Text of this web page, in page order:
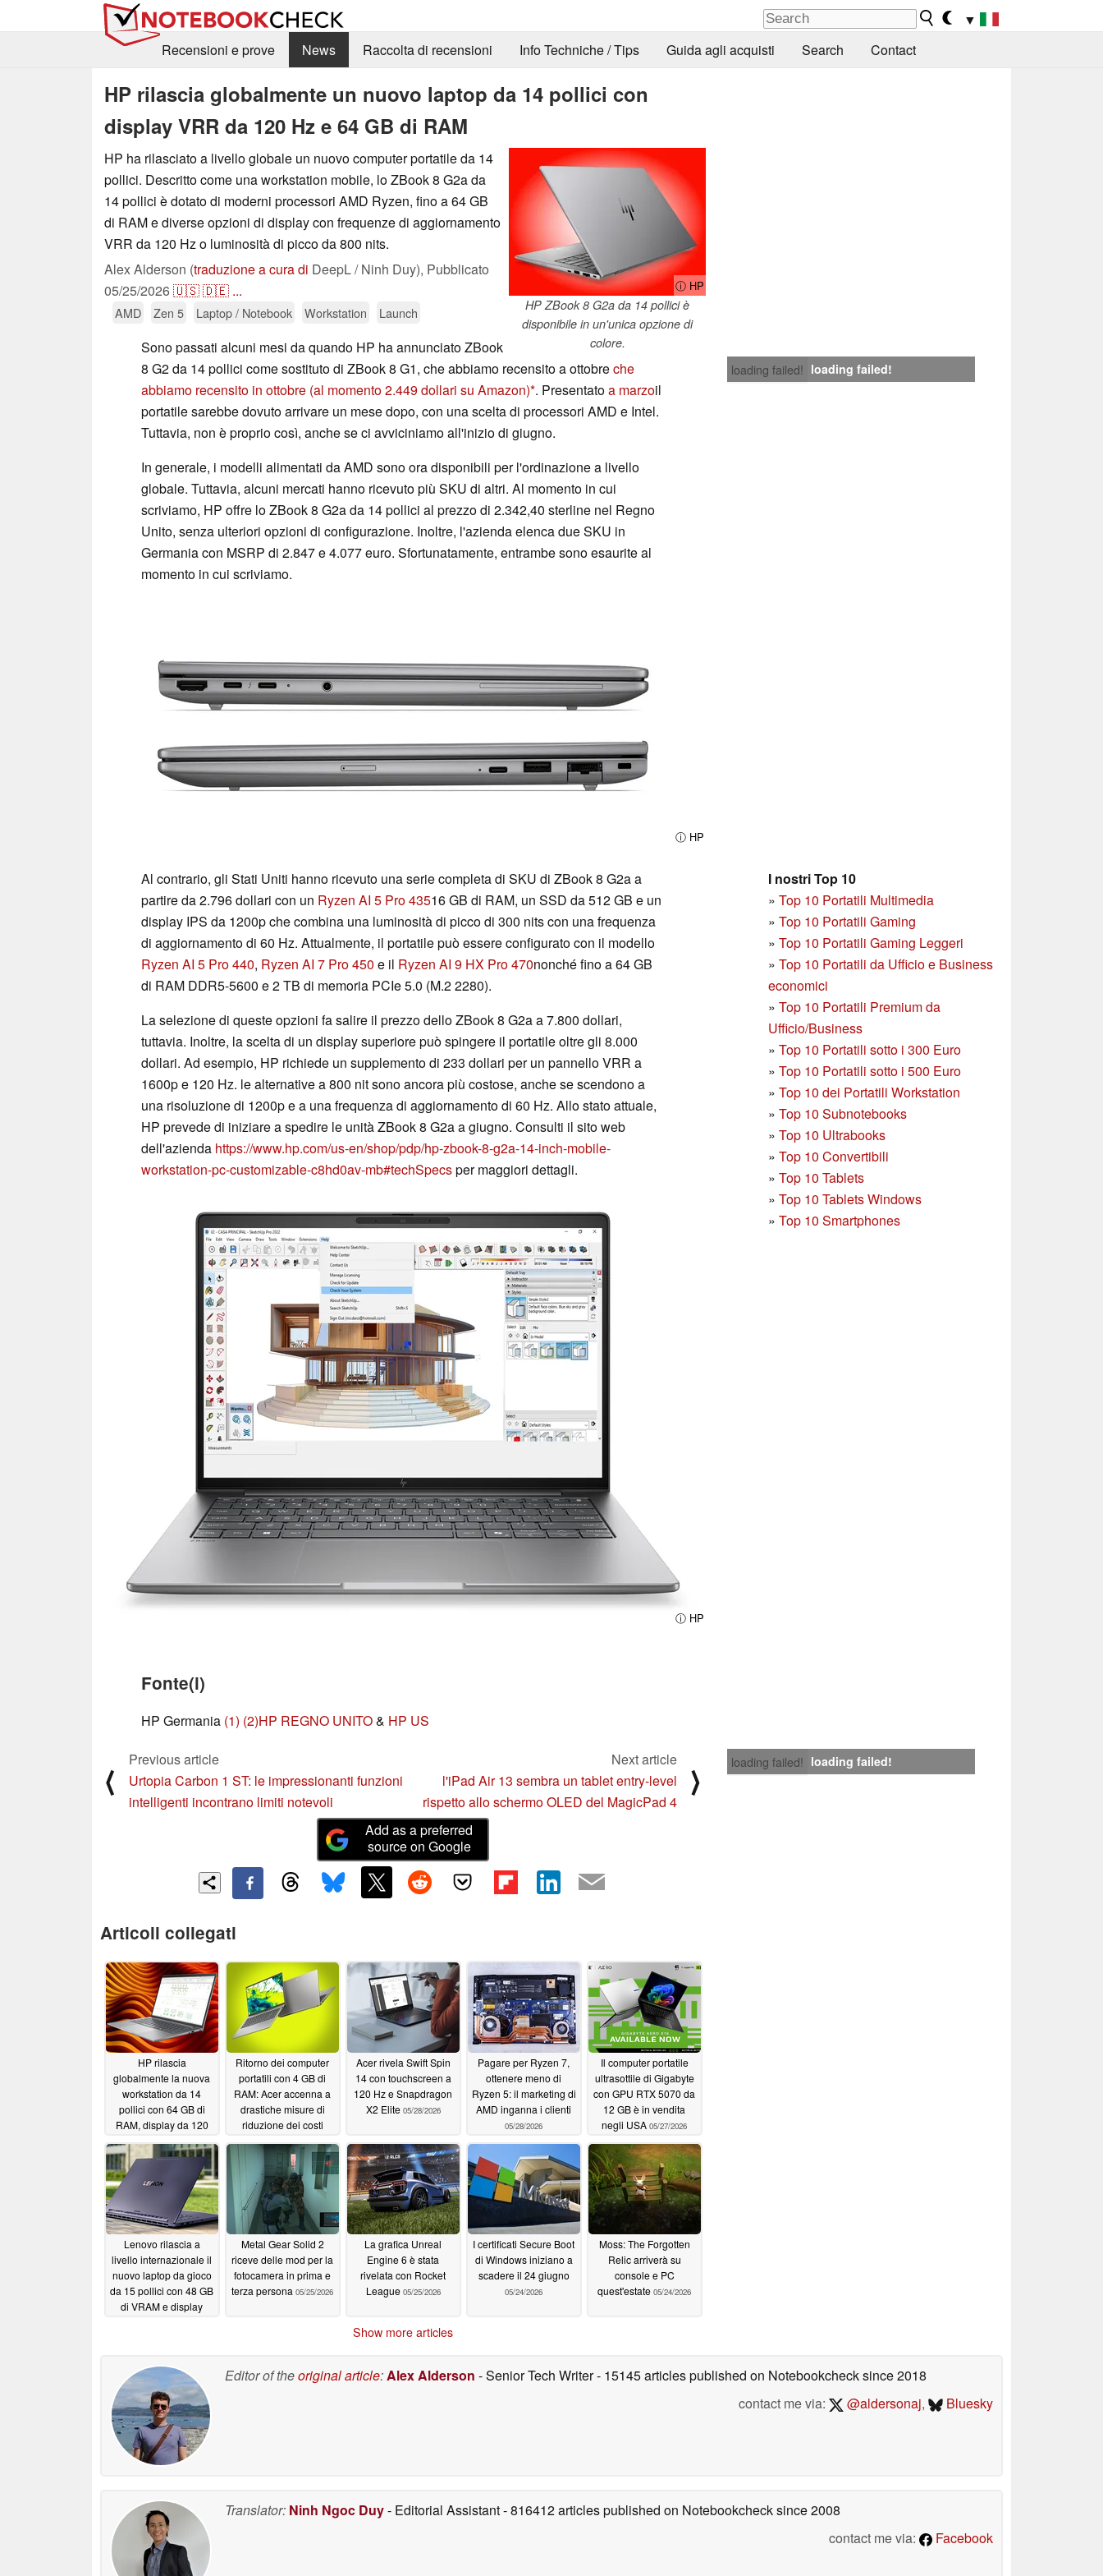
▼
Recensioni e prove
News Raccolta di recensioni Info Techniche / Tips Guida agli acquisti Search Contact
HP rilascia globalmente un nuovo laptop da 14 pollici con
display VRR da 120 Hz e 64 GB di RAM
ⓘ HP
HP ZBook 8 G2a da 14 pollici è
disponibile in un'unica opzione di
colore.
HP ha rilasciato a livello globale un nuovo computer portatile da 14
pollici. Descritto come una workstation mobile, lo ZBook 8 G2a da
14 pollici è dotato di moderni processori AMD Ryzen, fino a 64 GB
di RAM e diverse opzioni di display con frequenze di aggiornamento
VRR da 120 Hz o luminosità di picco da 800 nits.
Alex Alderson (traduzione a cura di DeepL / Ninh Duy), Pubblicato
05/25/2026🇺🇸🇩🇪 ...
AMD Zen 5 Laptop / Notebook Workstation Launch
loading failed! loading failed!
Sono passati alcuni mesi da quando HP ha annunciato ZBook
8 G2 da 14 pollici come sostituto di ZBook 8 G1, che abbiamo recensito a ottobreche
abbiamo recensito in ottobre (al momento 2.449 dollari su Amazon) . Presentatoa marzoil
portatile sarebbe dovuto arrivare un mese dopo, con una scelta di processori AMD e Intel.
Tuttavia, non è proprio così, anche se ci avviciniamo all'inizio di giugno.
In generale, i modelli alimentati da AMD sono ora disponibili per l'ordinazione a livello
globale. Tuttavia, alcuni mercati hanno ricevuto più SKU di altri. Al momento in cui
scriviamo, HP offre lo ZBook 8 G2a da 14 pollici al prezzo di 2.342,40 sterline nel Regno
Unito, senza ulteriori opzioni di configurazione. Inoltre, l'azienda elenca due SKU in
Germania con MSRP di 2.847 e 4.077 euro. Sfortunatamente, entrambe sono esaurite al
momento in cui scriviamo.
ⓘ HP
I nostri Top 10
» Top 10 Portatili Multimedia
» Top 10 Portatili Gaming
» Top 10 Portatili Gaming Leggeri
» Top 10 Portatili da Ufficio e Business
economici
» Top 10 Portatili Premium da
Ufficio/Business
» Top 10 Portatili sotto i 300 Euro
» Top 10 Portatili sotto i 500 Euro
» Top 10 dei Portatili Workstation
» Top 10 Subnotebooks
» Top 10 Ultrabooks
» Top 10 Convertibili
» Top 10 Tablets
» Top 10 Tablets Windows
» Top 10 Smartphones
Al contrario, gli Stati Uniti hanno ricevuto una serie completa di SKU di ZBook 8 G2a a
partire da 2.796 dollari con un Ryzen AI 5 Pro 43516 GB di RAM, un SSD da 512 GB e un
display IPS da 1200p che combina una luminosità di picco di 300 nits con una frequenza
di aggiornamento di 60 Hz. Attualmente, il portatile può essere configurato con il modello
Ryzen AI 5 Pro 440, Ryzen AI 7 Pro 450 e il Ryzen AI 9 HX Pro 470nonché fino a 64 GB
di RAM DDR5-5600 e 2 TB di memoria PCIe 5.0 (M.2 2280).
La selezione di queste opzioni fa salire il prezzo dello ZBook 8 G2a a 7.800 dollari,
tuttavia. Inoltre, la scelta di un display superiore può spingere il portatile oltre gli 8.000
dollari. Ad esempio, HP richiede un supplemento di 233 dollari per un pannello VRR a
1600p e 120 Hz. le alternative a 800 nit sono ancora più costose, anche se scendono a
una risoluzione di 1200p e a una frequenza di aggiornamento di 60 Hz. Allo stato attuale,
HP prevede di iniziare a spedire le unità ZBook 8 G2a a giugno. Consulti il sito web
dell'azienda https://www.hp.com/us-en/shop/pdp/hp-zbook-8-g2a-14-inch-mobile-
workstation-pc-customizable-c8hd0av-mb#techSpecsper maggiori dettagli.
ⓘ HP
Fonte(i)
HP Germania (1) (2)HP REGNO UNITO& HP US
loading failed! loading failed!
⟨
Previous article
Urtopia Carbon 1 ST: le impressionanti funzioni
intelligenti incontrano limiti notevoli
Next article
l'iPad Air 13 sembra un tablet entry-level
rispetto allo schermo OLED del MagicPad 4
⟩
Add as a preferred
source on Google
Articoli collegati
HP rilascia
globalmente la nuova
workstation da 14
pollici con 64 GB di
RAM, display da 120
06/02/2026
Ritorno dei computer
portatili con 4 GB di
RAM: Acer accenna a
drastiche misure di
riduzione dei costi
05/29/2026
Acer rivela Swift Spin
14 con touchscreen a
120 Hz e Snapdragon
X2 Elite 05/28/2026
Pagare per Ryzen 7,
ottenere meno di
Ryzen 5: il marketing di
AMD inganna i clienti
05/28/2026
Il computer portatile
ultrasottile di Gigabyte
con GPU RTX 5070 da
12 GB è in vendita
negli USA 05/27/2026
Lenovo rilascia a
livello internazionale il
nuovo laptop da gioco
da 15 pollici con 48 GB
di VRAM e display
Metal Gear Solid 2
riceve delle mod per la
fotocamera in prima e
terza persona 05/25/2026
La grafica Unreal
Engine 6 è stata
rivelata con Rocket
League 05/25/2026
I certificati Secure Boot
di Windows iniziano a
scadere il 24 giugno
05/24/2026
Moss: The Forgotten
Relic arriverà su
console e PC
quest'estate 05/24/2026
Show more articles
Editor of theoriginal article:Alex Alderson - Senior Tech Writer- 15145 articles published on Notebookchecksince 2018
contact me via:
@aldersonaj, Bluesky
Translator: Ninh Ngoc Duy- Editorial Assistant- 816412 articles published on Notebookchecksince 2008
contact me via:
Facebook